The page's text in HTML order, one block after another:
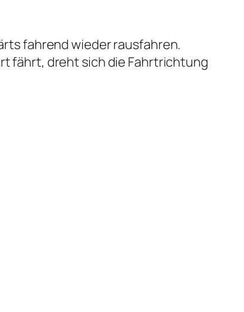
fahrend wieder rausfahren.
fährt, dreht sich die Fahrtrichtung